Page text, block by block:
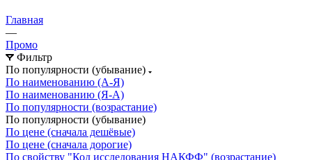
Главная
—
Промо
Фильтр
По популярности (убывание)
По наименованию (А-Я)
По наименованию (Я-А)
По популярности (возрастание)
По популярности (убывание)
По цене (сначала дешёвые)
По цене (сначала дорогие)
По свойству "Код исследования НАКФФ" (возрастание)